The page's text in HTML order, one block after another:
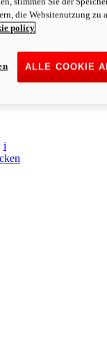
i
i
die Websitenutzung zu
policy
ALLE COOKIE